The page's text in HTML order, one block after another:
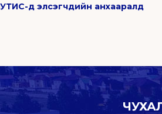
д элсэгчдийн анхааралд